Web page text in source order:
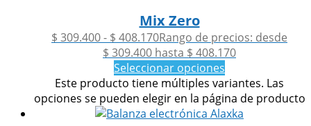
Mix Zero
$ 309.400- $ 408.170Rango de precios: desde
$ 309.400 hasta $ 408.170
Seleccionar opciones
Este producto tiene múltiples variantes. Las
opciones se pueden elegir en la página de producto